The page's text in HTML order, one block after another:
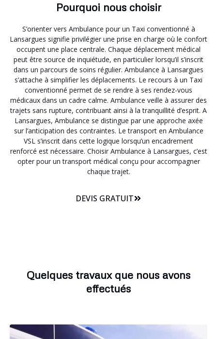
Pourquoi nous choisir
S’orienter vers Ambulance pour un Taxi conventionné à
Lansargues signifie privilégier une prise en charge où le confort
occupent une place centrale. Chaque déplacement médical
peut être source de inquiétude, en particulier lorsqu’il s’inscrit
dans un parcours de soins régulier. Ambulance à Lansargues
s’attache à simplifier les déplacements. Le recours à un Taxi
conventionné permet de se rendre à ses rendez-vous
médicaux dans un cadre calme. Ambulance veille à assurer des
trajets sans rupture, contribuant ainsi à la tranquillité d’esprit. A
Lansargues, Ambulance se distingue par une approche axée
sur l’anticipation des contraintes. Le transport en Ambulance
VSL s’inscrit dans cette logique lorsqu’un encadrement
renforcé est nécessaire. Choisir Ambulance à Lansargues, c’est
opter pour un transport médical conçu pour accompagner
chaque trajet.
DEVIS GRATUIT
Quelques travaux que nous avons
effectués